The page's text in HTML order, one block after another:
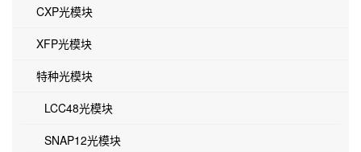
CXP光模块
XFP光模块
特种光模块
LCC48光模块
SNAP12光模块